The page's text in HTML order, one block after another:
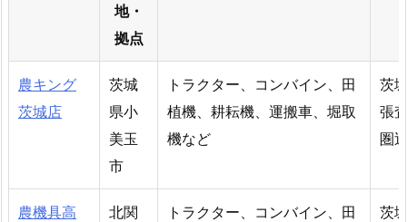
地・
拠点
農キング
茨城店
茨城
県小
美玉
市
トラクター、コンバイン、田
植機、耕耘機、運搬車、堀取
機など
茨
張
圏
農機具高
北関
トラクター、コンバイン、田
茨